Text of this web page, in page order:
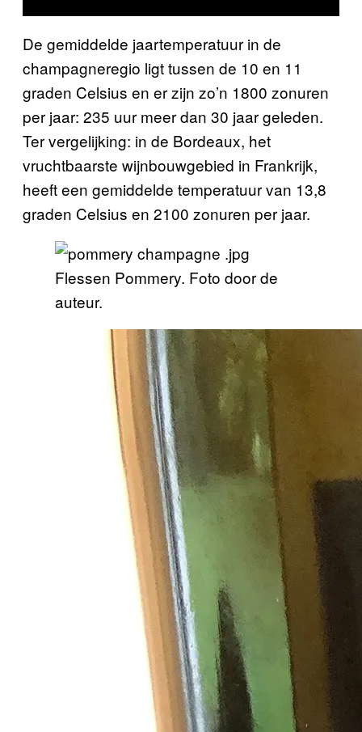
De gemiddelde jaartemperatuur in de
champagneregio ligt tussen de 10 en 11
graden Celsius en er zijn zo’n 1800 zonuren
per jaar: 235 uur meer dan 30 jaar geleden.
Ter vergelijking: in de Bordeaux, het
vruchtbaarste wijnbouwgebied in Frankrijk,
heeft een gemiddelde temperatuur van 13,8
graden Celsius en 2100 zonuren per jaar.
Flessen Pommery. Foto door de
auteur.